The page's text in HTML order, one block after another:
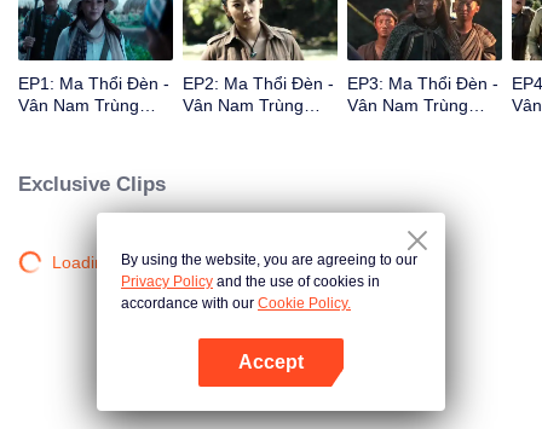
EP1: Ma Thổi Đèn -
Vân Nam Trùng
EP2: Ma Thổi Đèn -
Vân Nam Trùng
EP3: Ma Thổi Đèn -
Vân Nam Trùng
Exclusive Clips
Loading…By using the website, you are agreeing to our
Privacy Policy and the use of cookies in
accordance with our Cookie Policy.
Accept